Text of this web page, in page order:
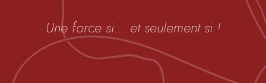
Une force si… et seulement si !